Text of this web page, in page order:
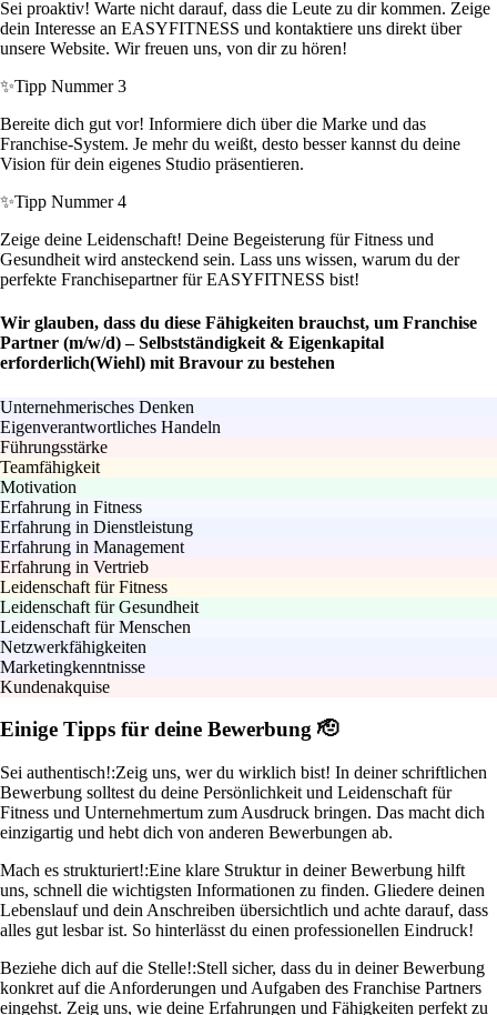
Sei proaktiv! Warte nicht darauf, dass die Leute zu dir kommen. Zeige
dein Interesse an EASYFITNESS und kontaktiere uns direkt über
unsere Website. Wir freuen uns, von dir zu hören!
✨Tipp Nummer 3
Bereite dich gut vor! Informiere dich über die Marke und das
Franchise-System. Je mehr du weißt, desto besser kannst du deine
Vision für dein eigenes Studio präsentieren.
✨Tipp Nummer 4
Zeige deine Leidenschaft! Deine Begeisterung für Fitness und
Gesundheit wird ansteckend sein. Lass uns wissen, warum du der
perfekte Franchisepartner für EASYFITNESS bist!
Wir glauben, dass du diese Fähigkeiten brauchst, um Franchise
Partner (m/w/d) – Selbstständigkeit & Eigenkapital
erforderlich(Wiehl) mit Bravour zu bestehen
Unternehmerisches Denken
Eigenverantwortliches Handeln
Führungsstärke
Teamfähigkeit
Motivation
Erfahrung in Fitness
Erfahrung in Dienstleistung
Erfahrung in Management
Erfahrung in Vertrieb
Leidenschaft für Fitness
Leidenschaft für Gesundheit
Leidenschaft für Menschen
Netzwerkfähigkeiten
Marketingkenntnisse
Kundenakquise
Einige Tipps für deine Bewerbung 🫡
Sei authentisch!:Zeig uns, wer du wirklich bist! In deiner schriftlichen
Bewerbung solltest du deine Persönlichkeit und Leidenschaft für
Fitness und Unternehmertum zum Ausdruck bringen. Das macht dich
einzigartig und hebt dich von anderen Bewerbungen ab.
Mach es strukturiert!:Eine klare Struktur in deiner Bewerbung hilft
uns, schnell die wichtigsten Informationen zu finden. Gliedere deinen
Lebenslauf und dein Anschreiben übersichtlich und achte darauf, dass
alles gut lesbar ist. So hinterlässt du einen professionellen Eindruck!
Beziehe dich auf die Stelle!:Stell sicher, dass du in deiner Bewerbung
konkret auf die Anforderungen und Aufgaben des Franchise Partners
eingehst. Zeig uns, wie deine Erfahrungen und Fähigkeiten perfekt zu